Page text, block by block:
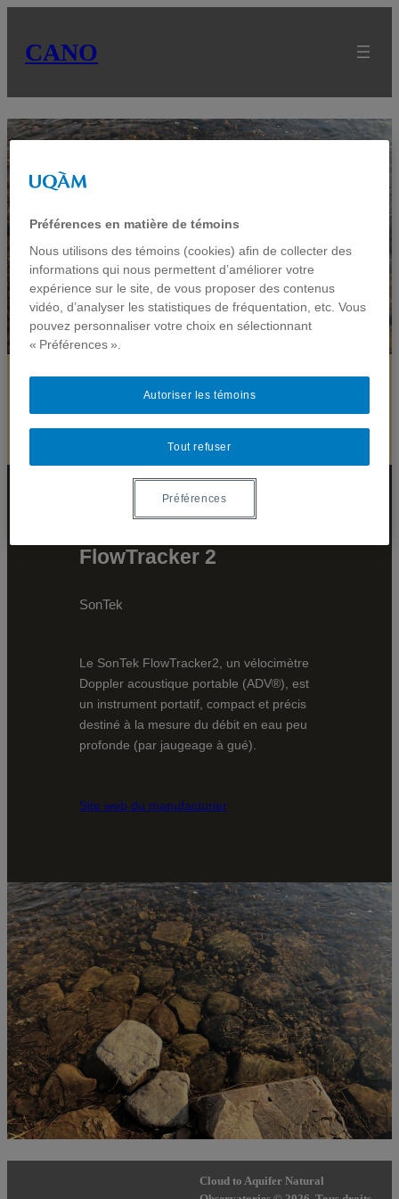
CANO
FlowTracker 2
FlowTracker 2
SonTek
Le SonTek FlowTracker2, un vélocimètre
Doppler acoustique portable (ADV®), est
un instrument portatif, compact et précis
destiné à la mesure du débit en eau peu
profonde (par jaugeage à gué).
Site web du manufacturier
Cloud to Aquifer Natural
Préférences en matière de témoins
Nous utilisons des témoins (cookies) afin de collecter des
informations qui nous permettent d’améliorer votre
expérience sur le site, de vous proposer des contenus
vidéo, d’analyser les statistiques de fréquentation, etc. Vous
pouvez personnaliser votre choix en sélectionnant
« Préférences ».
Tout refuser
Autoriser les témoins
Préférences